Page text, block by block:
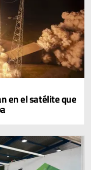
en el satélite que